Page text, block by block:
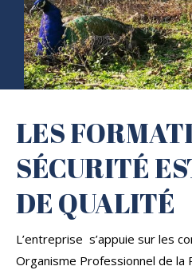
LES
SÉCURITÉ
DE QUALITÉ
L’entreprise s’appuie sur les
Organisme Professionnel de